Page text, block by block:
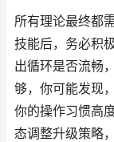
所有理论最终都
技能后，务必积
出循环是否流畅
够，你可能发现
你的操作习惯高
态调整升级策略